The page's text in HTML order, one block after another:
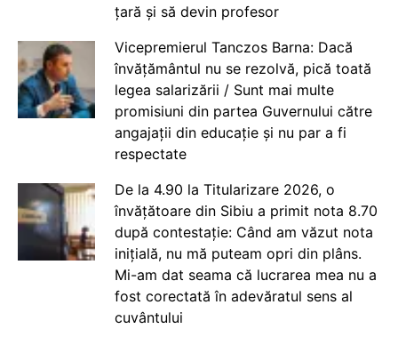
țară și să devin profesor
Vicepremierul Tanczos Barna: Dacă
învățământul nu se rezolvă, pică toată
legea salarizării / Sunt mai multe
promisiuni din partea Guvernului către
angajații din educație și nu par a fi
respectate
De la 4.90 la Titularizare 2026, o
învățătoare din Sibiu a primit nota 8.70
după contestație: Când am văzut nota
inițială, nu mă puteam opri din plâns.
Mi-am dat seama că lucrarea mea nu a
fost corectată în adevăratul sens al
cuvântului